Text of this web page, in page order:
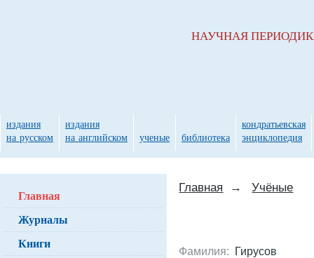
Главная → Учёные
Фамилия: Гирусов
Главная
Журналы
Книги
НАУЧНАЯ
издания
на русском
издания
на английском
ученые библиотека
кондратьевская
энциклопедия